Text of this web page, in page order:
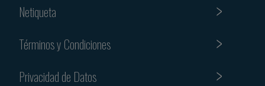
Netiqueta
Términos y Condiciones
Privacidad de Datos